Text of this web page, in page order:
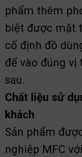
phẩm thêm
biệt được mặt
cố định đồ
để vào đúng
sau.
Chất liệu sử
khách
Sản phẩm
nghiệp MFC